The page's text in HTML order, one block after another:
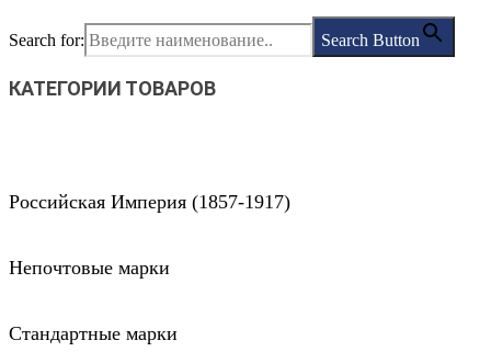
Search for: Search Button
КАТЕГОРИИ ТОВАРОВ
Российская Империя (1857-1917)
Непочтовые марки
Стандартные марки